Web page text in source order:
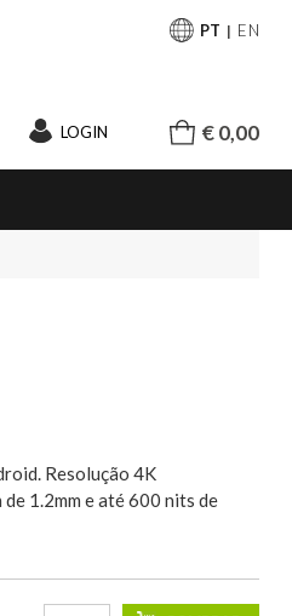
PT EN
LOGIN € 0,00
Resolução 4K
1.2mm e até 600 nits de